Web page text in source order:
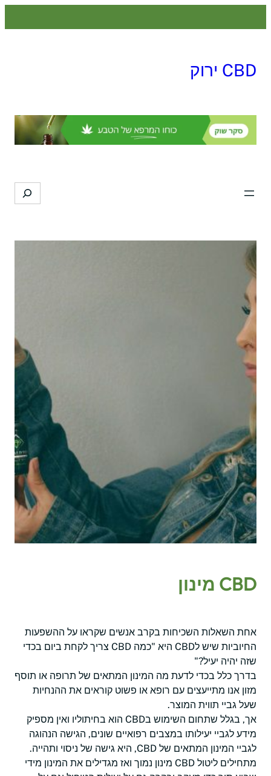
CBD ירוק
Search
CBD מינון
אחת השאלות השכיחות בקרב אנשים שקראו על ההשפעות
החיוביות שיש לCBD היא "כמה CBD צריך לקחת ביום בכדי
שזה יהיה יעיל?"
בדרך כלל בכדי לדעת מה המינון המתאים של תרופה או תוסף
מזון אנו מתייעצים עם רופא או פשוט קוראים את ההנחיות
שעל גביי תווית המוצר.
אך, בגלל שתחום השימוש בCBD הוא בחיתוליו ואין מספיק
מידע לגביי יעילותו במצבים רפואיים שונים, הגישה הנהוגה
לגביי המינון המתאים של CBD, היא גישה של ניסוי ותהייה.
מתחילים ליטול CBD מינון נמוך ואז מגדילים את המינון מידי